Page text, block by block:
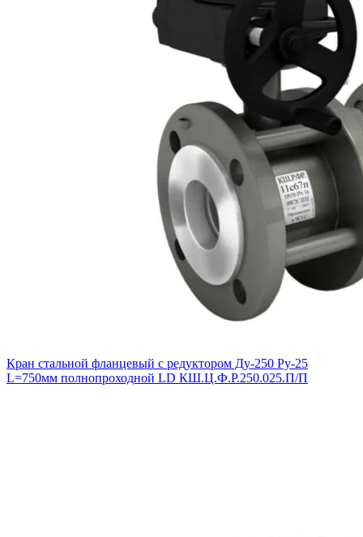
Кран стальной фланцевый с редуктором Ду-250 Ру-25
L=750мм полнопроходной LD КШ.Ц.Ф.Р.250.025.П/П